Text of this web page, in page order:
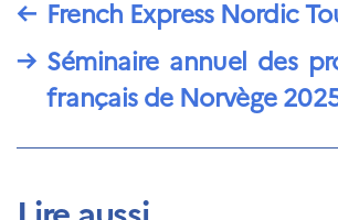
← French Express Nordic
→ Séminaire annuel des
français de Norvège